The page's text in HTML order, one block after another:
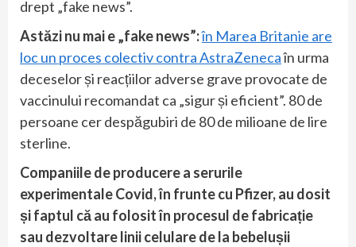
drept „fake news”.
Astăzi nu mai e „fake news”:în Marea Britanie are
loc un proces colectiv contra AstraZenecaîn urma
deceselor și reacțiilor adverse grave provocate de
vaccinului recomandat ca „sigur și eficient”. 80 de
persoane cer despăgubiri de 80 de milioane de lire
sterline.
Companiile de producere a serurile
experimentale Covid, în frunte cu Pfizer, au dosit
și faptul că au folosit în procesul de fabricație
sau dezvoltare linii celulare de la bebelușii